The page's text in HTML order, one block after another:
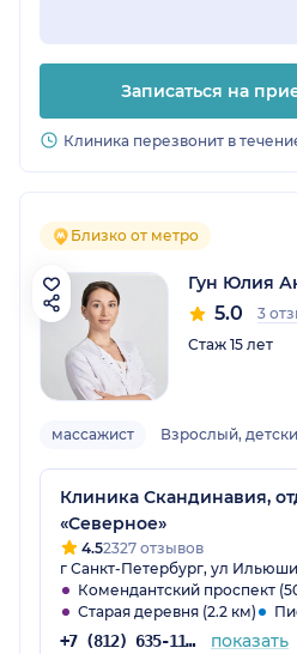
Записаться на
Клиника перезвонит в
Близко от метро
Гун Юлия
5.0
3
Стаж 15 лет
массажист Взрослый,
Клиника Скандинавия,
«Северное»
4.52327 отзывов
г Санкт-Петербург, ул
Комендантский проспект
Старая деревня (2.2 км)
+7 (812) 635-11-79 показать